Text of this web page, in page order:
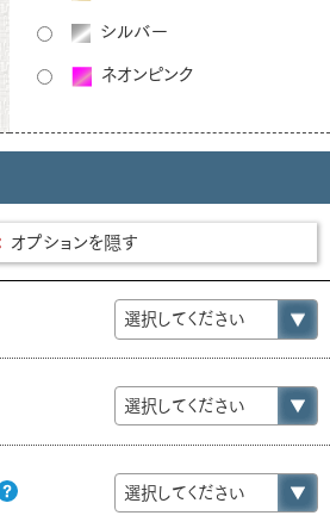
シルバー
ネオンピンク
オプションを隠す